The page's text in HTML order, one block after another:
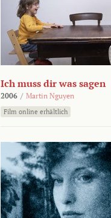
Ich muss dir was sagen
2006 / Martin Nguyen
Film online erhältlich